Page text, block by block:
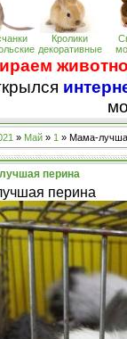
Кролики
декоративные
» Май » 1 » Мама-
перина
перина